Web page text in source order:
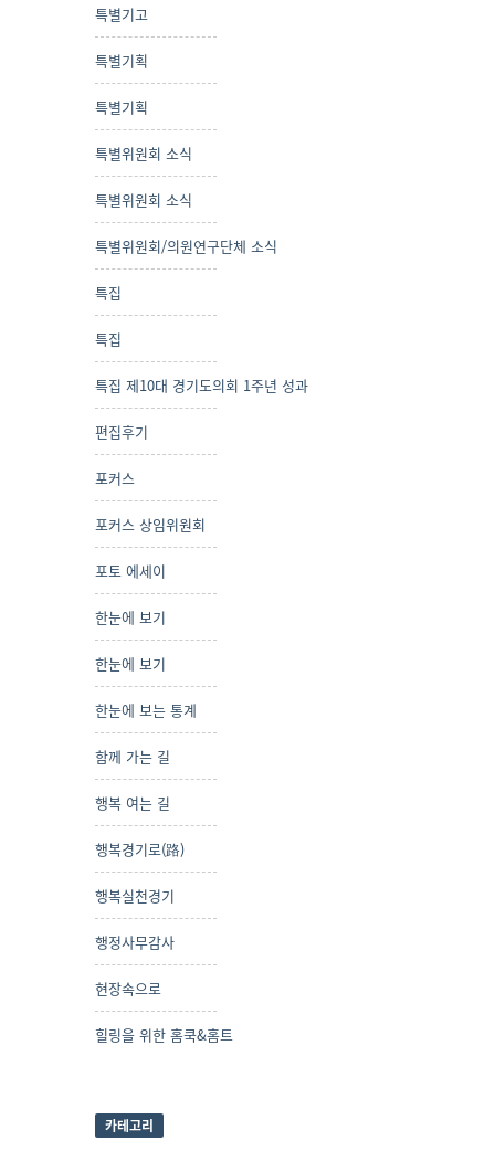
특별기고
특별기획
특별기획
특별위원회 소식
특별위원회 소식
특별위원회/의원연구단체 소식
특집
특집
특집 제10대 경기도의회 1주년 성과
편집후기
포커스
포커스 상임위원회
포토 에세이
한눈에 보기
한눈에 보기
한눈에 보는 통계
함께 가는 길
행복 여는 길
행복경기로(路)
행복실천경기
행정사무감사
현장속으로
힐링을 위한 홈쿡&홈트
카테고리